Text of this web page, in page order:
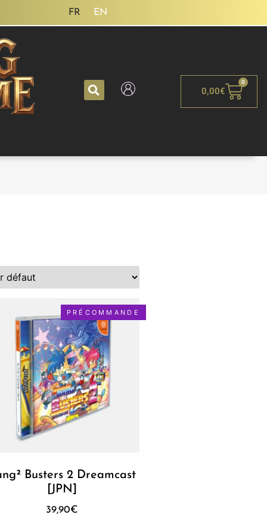
FR EN
0,00€
0
PRÉCOMMANDE
Busters 2 Dreamcast
[JPN]
39,90€